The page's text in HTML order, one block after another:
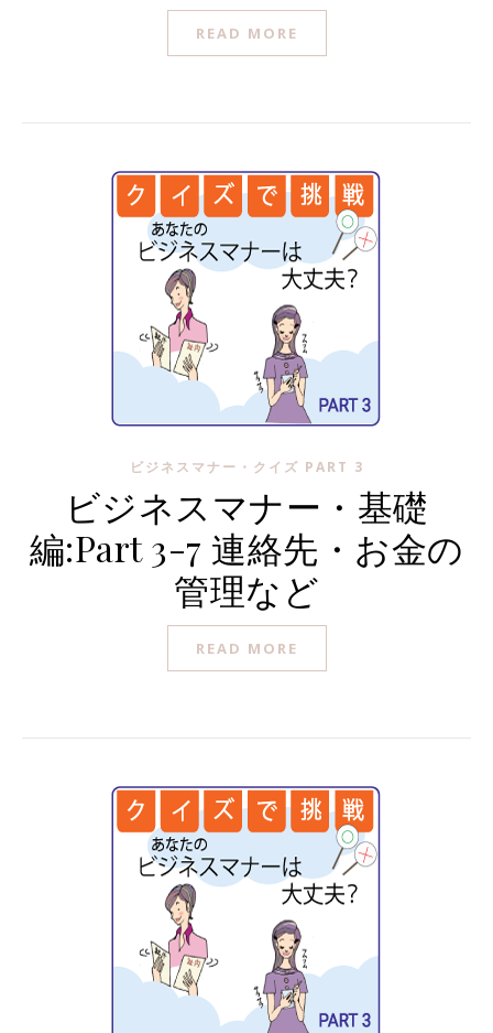
READ MORE
ビジネスマナー・クイズ PART 3
ビジネスマナー・基礎
編:Part 3-7 連絡先・お金の
管理など
READ MORE